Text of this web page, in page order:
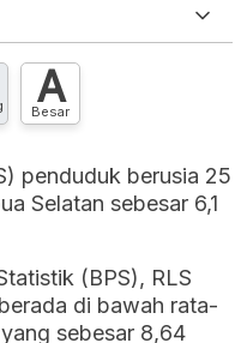
A
Besar
penduduk berusia 25
Selatan sebesar 6,1
(BPS), RLS
di bawah rata-
sebesar 8,64